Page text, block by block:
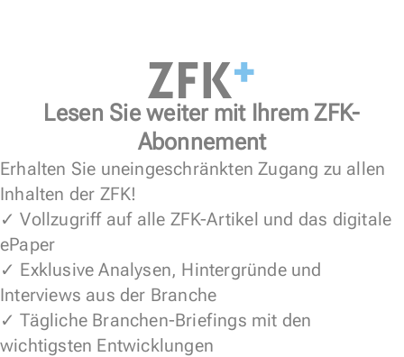
Lesen Sie weiter mit Ihrem ZFK-
Abonnement
Erhalten Sie uneingeschränkten Zugang zu allen
Inhalten der ZFK!
✓ Vollzugriff auf alle ZFK-Artikel und das digitale
ePaper
✓ Exklusive Analysen, Hintergründe und
Interviews aus der Branche
✓ Tägliche Branchen-Briefings mit den
wichtigsten Entwicklungen